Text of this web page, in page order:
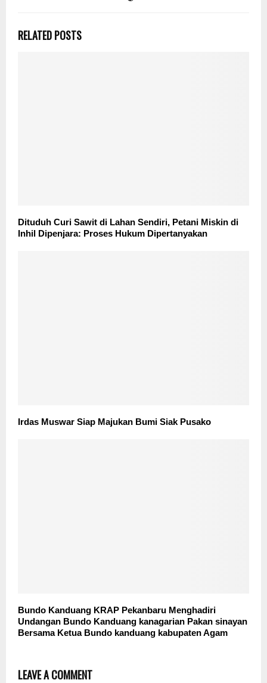
RELATED POSTS
Dituduh Curi Sawit di Lahan Sendiri, Petani Miskin di
Inhil Dipenjara: Proses Hukum Dipertanyakan
Irdas Muswar Siap Majukan Bumi Siak Pusako
Bundo Kanduang KRAP Pekanbaru Menghadiri
Undangan Bundo Kanduang kanagarian Pakan sinayan
Bersama Ketua Bundo kanduang kabupaten Agam
LEAVE A COMMENT